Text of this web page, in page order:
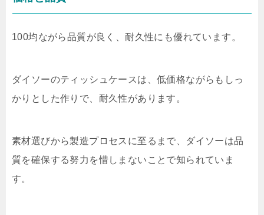
100均ながら品質が良く、耐久性にも優れています。
ダイソーのティッシュケースは、低価格ながらもしっ
かりとした作りで、耐久性があります。
素材選びから製造プロセスに至るまで、ダイソーは品
質を確保する努力を惜しまないことで知られていま
す。